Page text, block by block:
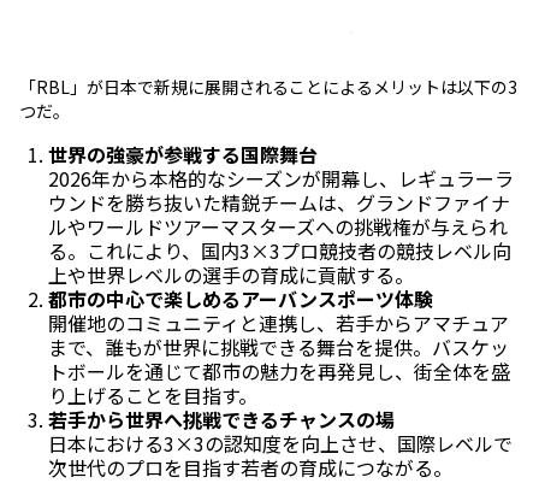
「RBL」が日本で新規に展開されることによるメリットは以下の3
つだ。
世界の強豪が参戦する国際舞台
2026年から本格的なシーズンが開幕し、レギュラーラ
ウンドを勝ち抜いた精鋭チームは、グランドファイナ
ルやワールドツアーマスターズへの挑戦権が与えられ
る。これにより、国内3×3プロ競技者の競技レベル向
上や世界レベルの選手の育成に貢献する。
都市の中心で楽しめるアーバンスポーツ体験
開催地のコミュニティと連携し、若手からアマチュア
まで、誰もが世界に挑戦できる舞台を提供。バスケッ
トボールを通じて都市の魅力を再発見し、街全体を盛
り上げることを目指す。
若手から世界へ挑戦できるチャンスの場
日本における3×3の認知度を向上させ、国際レベルで
次世代のプロを目指す若者の育成につながる。